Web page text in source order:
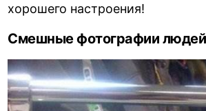
хорошего настроения!
Смешные фотографии